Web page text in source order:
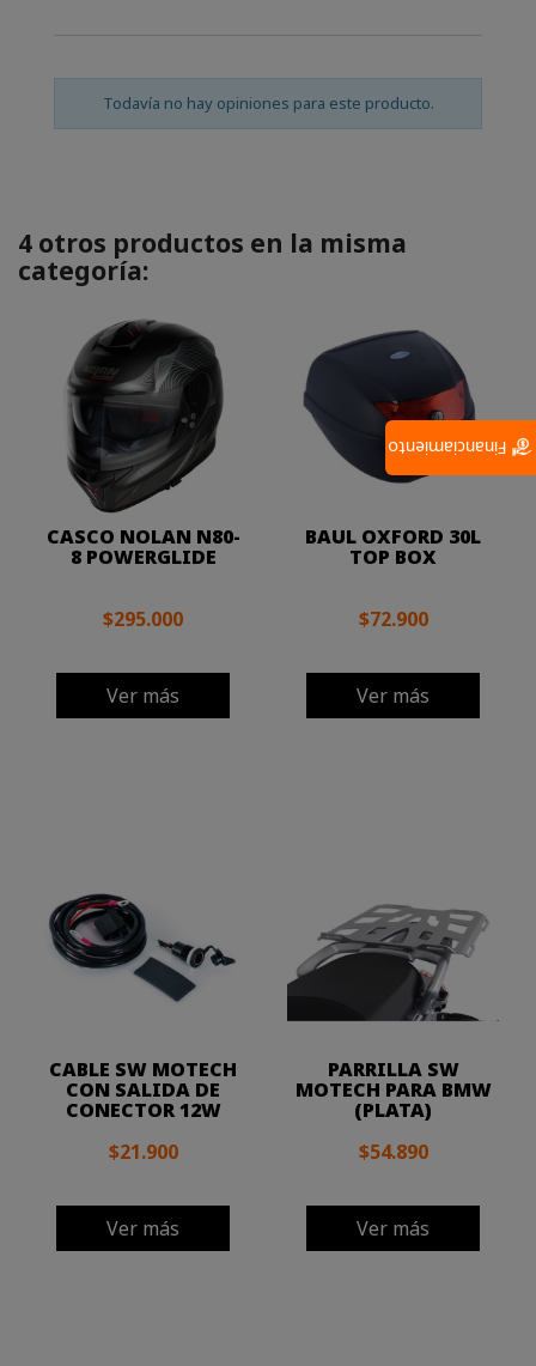
Todavía no hay opiniones para este producto.
4 otros productos en la misma
categoría:
CASCO NOLAN N80-
8 POWERGLIDE
$295.000
Ver más
BAUL OXFORD 30L
TOP BOX
$72.900
Ver más
CABLE SW MOTECH
CON SALIDA DE
CONECTOR 12W
$21.900
Ver más
PARRILLA SW
MOTECH PARA BMW
(PLATA)
$54.890
Ver más
Financiamiento